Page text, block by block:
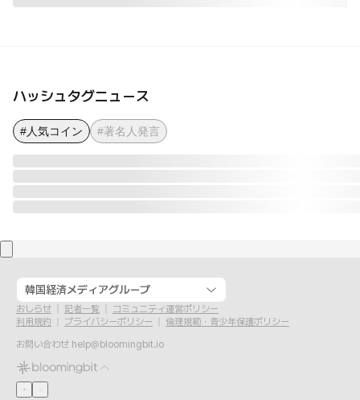
ハッシュタグニュース
#人気コイン #著名人発言
韓国経済メディアグループ
おしらせ 記者一覧
コミュニティ運営ポリシー
利用規約
プライバシーポリシー
倫理規範・青少年保護ポリシー
お問い合わせ help@bloomingbit.io